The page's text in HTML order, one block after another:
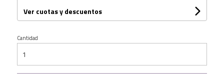
Ver cuotas y descuentos
Cantidad